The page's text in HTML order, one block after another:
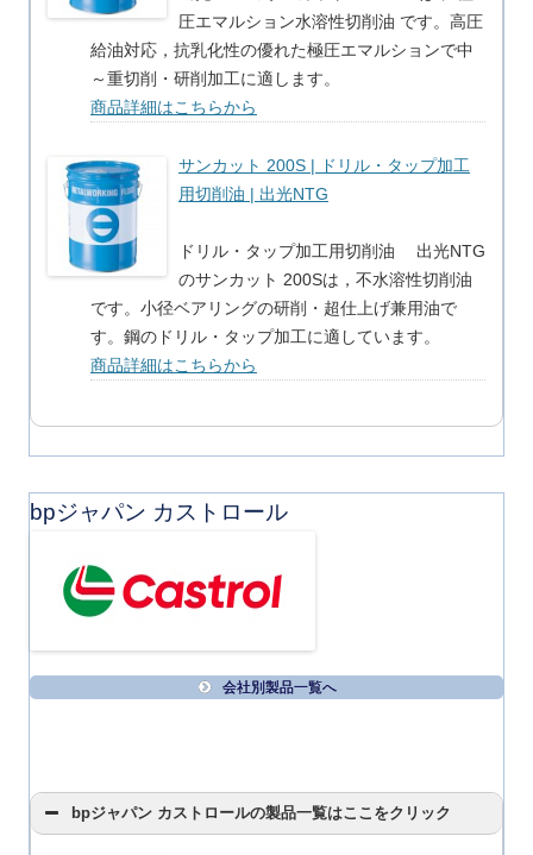
圧エマルション水溶性切削油 です。高圧
給油対応，抗乳化性の優れた極圧エマルションで中
～重切削・研削加工に適します。
商品詳細はこちらから
サンカット 200S | ドリル・タップ加工
用切削油 | 出光NTG
ドリル・タップ加工用切削油 出光NTG
のサンカット 200Sは，不水溶性切削油
です。小径ベアリングの研削・超仕上げ兼用油で
す。鋼のドリル・タップ加工に適しています。
商品詳細はこちらから
bpジャパン カストロール
会社別製品一覧へ
bpジャパン カストロールの製品一覧はここをクリック